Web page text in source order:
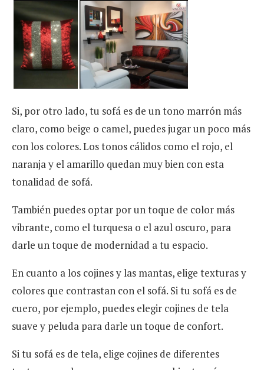
Si, por otro lado, tu sofá es de un tono marrón más
claro, como beige o camel, puedes jugar un poco más
con los colores. Los tonos cálidos como el rojo, el
naranja y el amarillo quedan muy bien con esta
tonalidad de sofá.
También puedes optar por un toque de color más
vibrante, como el turquesa o el azul oscuro, para
darle un toque de modernidad a tu espacio.
En cuanto a los cojines y las mantas, elige texturas y
colores que contrastan con el sofá. Si tu sofá es de
cuero, por ejemplo, puedes elegir cojines de tela
suave y peluda para darle un toque de confort.
Si tu sofá es de tela, elige cojines de diferentes